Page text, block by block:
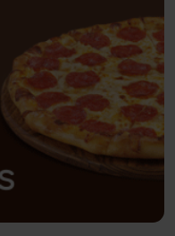
(59)
(182)
(58)
(27)
(03)